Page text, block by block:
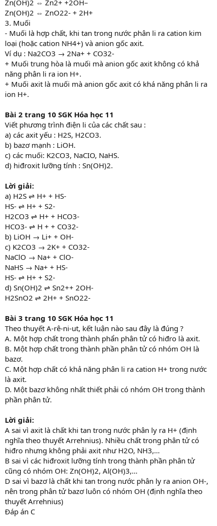
Zn(OH)2 ⇔ Zn2+ +2OH–
Zn(OH)2 ⇔ ZnO22- + 2H+
3. Muối
- Muối là hợp chất, khi tan trong nước phân li ra cation kim
loại (hoặc cation NH4+) và anion gốc axit.
Ví dụ : Na2CO3 → 2Na+ + CO32-
+ Muối trung hòa là muối mà anion gốc axit không có khả
năng phân li ra ion H+.
+ Muối axit là muối mà anion gốc axit có khá năng phân li ra
ion H+.
Bài 2 trang 10 SGK Hóa học 11
Viết phương trình điện li của các chất sau :
a) các axit yếu : H2S, H2CO3.
b) bazơ mạnh : LiOH.
c) các muối: K2CO3, NaCIO, NaHS.
d) hiđroxit lưỡng tính : Sn(OH)2.
Lời giải:
a) H2S ⇌ H+ + HS-
HS- ⇌ H+ + S2-
H2CO3 ⇌ H+ + HCO3-
HCO3- ⇌ H + + CO32-
b) LiOH → Li+ + OH-
c) K2CO3 → 2K+ + CO32-
NaClO → Na+ + ClO-
NaHS → Na+ + HS-
HS- ⇌ H+ + S2-
d) Sn(OH)2 ⇌ Sn2++ 2OH-
H2SnO2 ⇌ 2H+ + SnO22-
Bài 3 trang 10 SGK Hóa học 11
Theo thuyết A-rê-ni-ut, kết luận nào sau đây là đúng ?
A. Một hợp chất trong thành phẩn phân tử có hiđro là axit.
B. Một hợp chất trong thành phần phân tử có nhóm OH là
bazơ.
C. Một hợp chất có khả năng phân li ra cation H+ trong nước
là axit.
D. Một bazơ không nhất thiết phải có nhóm OH trong thành
phần phân tử.
Lời giải:
A sai vì axit là chất khi tan trong nước phân ly ra H+ (định
nghĩa theo thuyết Arrehnius). Nhiều chất trong phân tử có
hiđro nhưng không phải axit như H2O, NH3,…
B sai vì các hiđroxit lưỡng tính trong thành phần phân tử
cũng có nhóm OH: Zn(OH)2, Al(OH)3,…
D sai vì bazơ là chất khi tan trong nước phân ly ra anion OH-,
nên trong phân tử bazơ luôn có nhóm OH (định nghĩa theo
thuyết Arrehnius)
Đáp án C